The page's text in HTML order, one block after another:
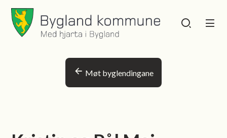
Bygland kommune
Møt byglendingane